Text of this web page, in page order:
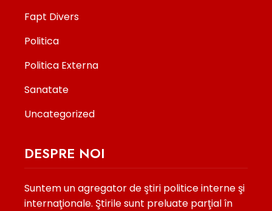
Fapt Divers
Politica
Politica Externa
Sanatate
Uncategorized
DESPRE NOI
Suntem un agregator de ştiri politice interne şi
internaţionale. Ştirile sunt preluate parţial în